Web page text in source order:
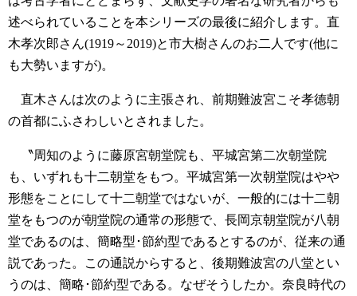
述べられていることを本シリーズの最後に紹介します。直
木孝次郎さん(1919～2019)と市大樹さんのお二人です(他に
も大勢いますが)。
直木さんは次のように主張され、前期難波宮こそ孝徳朝
の首都にふさわしいとされました。
〝周知のように藤原宮朝堂院も、平城宮第二次朝堂院
も、いずれも十二朝堂をもつ。平城宮第一次朝堂院はやや
形態をことにして十二朝堂ではないが、一般的には十二朝
堂をもつのが朝堂院の通常の形態で、長岡京朝堂院が八朝
堂であるのは、簡略型･節約型であるとするのが、従来の通
説であった。この通説からすると、後期難波宮の八堂とい
うのは、簡略･節約型である。なぜそうしたか。奈良時代の